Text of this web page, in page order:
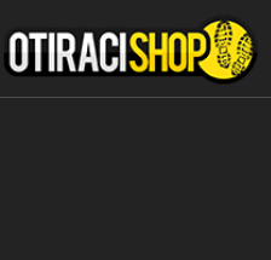
to
content